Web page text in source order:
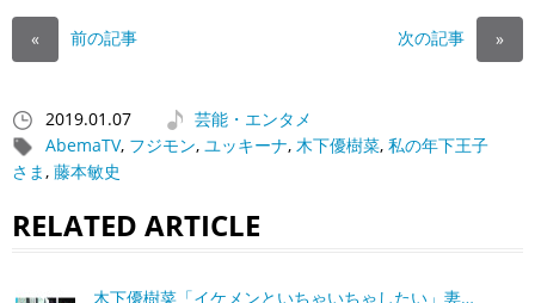
« 前の記事 次の記事 »
2019.01.07
芸能・エンタメ
AbemaTV, フジモン, ユッキーナ, 木下優樹菜, 私の年下王子
さま , 藤本敏史
RELATED ARTICLE
木下優樹菜「イケメンといちゃいちゃしたい」妻…